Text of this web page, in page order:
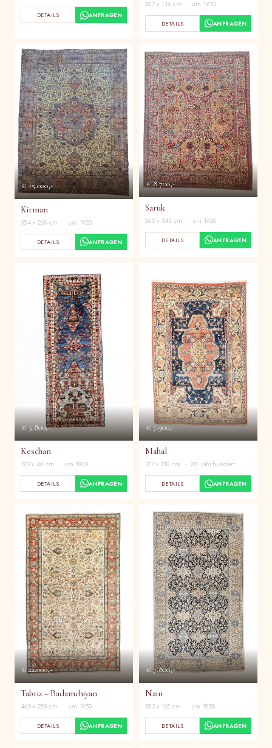
DETAILS ANFRAGEN
207 x 134 cm · um 1970
DETAILS ANFRAGEN
€ 15.000,-
Kirman
354 x 268 cm · um 1920
DETAILS ANFRAGEN
€ 8.700,-
Saruk
260 x 343 cm · um 1920
DETAILS ANFRAGEN
€ 5.800,-
Keschan
120 x 46 cm · um 1900
DETAILS ANFRAGEN
€ 7.900,-
Mahal
313 x 210 cm · 20. Jahrhundert
DETAILS ANFRAGEN
€ 22.000,-
Tabriz – Badamchiyan
460 x 280 cm · um 1950
DETAILS ANFRAGEN
€ 7.800,-
Nain
283 x 162 cm · um 1950
DETAILS ANFRAGEN